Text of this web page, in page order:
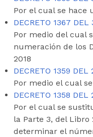
Por el cual se hace
DECRETO 1367
Por medio del cual
numeración de los
2018
DECRETO 1359
Por medio el cual
DECRETO 1358
Por el cual se
la Parte 3, del Libro
determinar el